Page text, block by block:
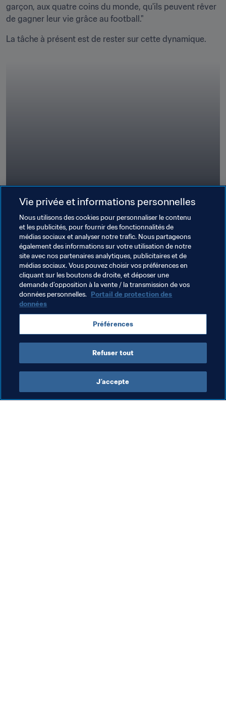
garçon, aux quatre coins du monde, qu'ils peuvent rêver
de gagner leur vie grâce au football."
La tâche à présent est de rester sur cette dynamique.
Nadia Nadim | Football Unites the World
01:01 21 juil. 2023
Thèmes en lien
Football Féminin Organisation
Vie privée et informations personnelles
Nous utilisons des cookies pour personnaliser le contenu
et les publicités, pour fournir des fonctionnalités de
médias sociaux et analyser notre trafic. Nous partageons
également des informations sur votre utilisation de notre
site avec nos partenaires analytiques, publicitaires et de
médias sociaux. Vous pouvez choisir vos préférences en
cliquant sur les boutons de droite, et déposer une
demande d’opposition à la vente / la transmission de vos
données personnelles. Portail de protection des
données
Préférences
Refuser tout
J’accepte